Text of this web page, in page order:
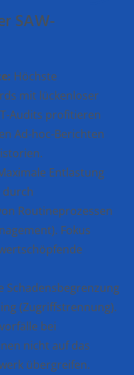
SAW-
Höchste
mit lückenloser
Audits profitieren
Ad-hoc-Berichten
Entlastung
durch
Routineprozessen
Fokus
Schadensbegrenzung
(Zugriffstrennung).
bei
nicht auf das
übergreifen.